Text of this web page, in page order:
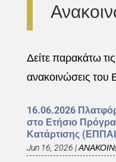
Δείτε παρακάτω
ανακοινώσεις
16.06.2026
στο Ετήσιο
Κατάρτισης
Jun 16, 2026 |